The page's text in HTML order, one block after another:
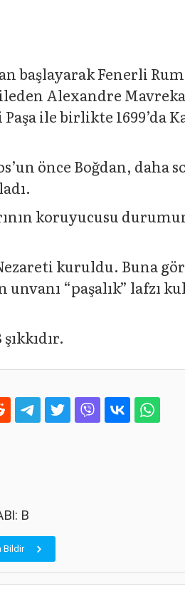
başlayarak Fenerli
Alexandre
ile birlikte 1699’da
önce Boğdan, daha
koruyucusu
kuruldu. Buna
“paşalık” lafzı
B
Bildir